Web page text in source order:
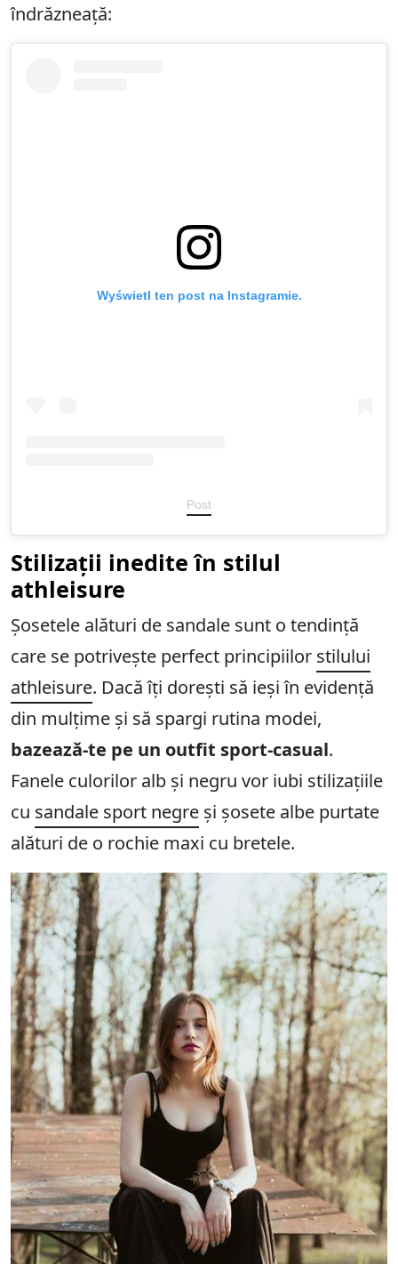
îndrăzneață:
Wyświetl ten post na Instagramie.
Post
Stilizații inedite în stilul
athleisure
Șosetele alături de sandale sunt o tendință
care se potrivește perfect principiilor stilului
athleisure. Dacă îți dorești să ieși în evidență
din mulțime și să spargi rutina modei,
bazează-te pe un outfit sport-casual.
Fanele culorilor alb și negru vor iubi stilizațiile
cu sandale sport negre și șosete albe purtate
alături de o rochie maxi cu bretele.